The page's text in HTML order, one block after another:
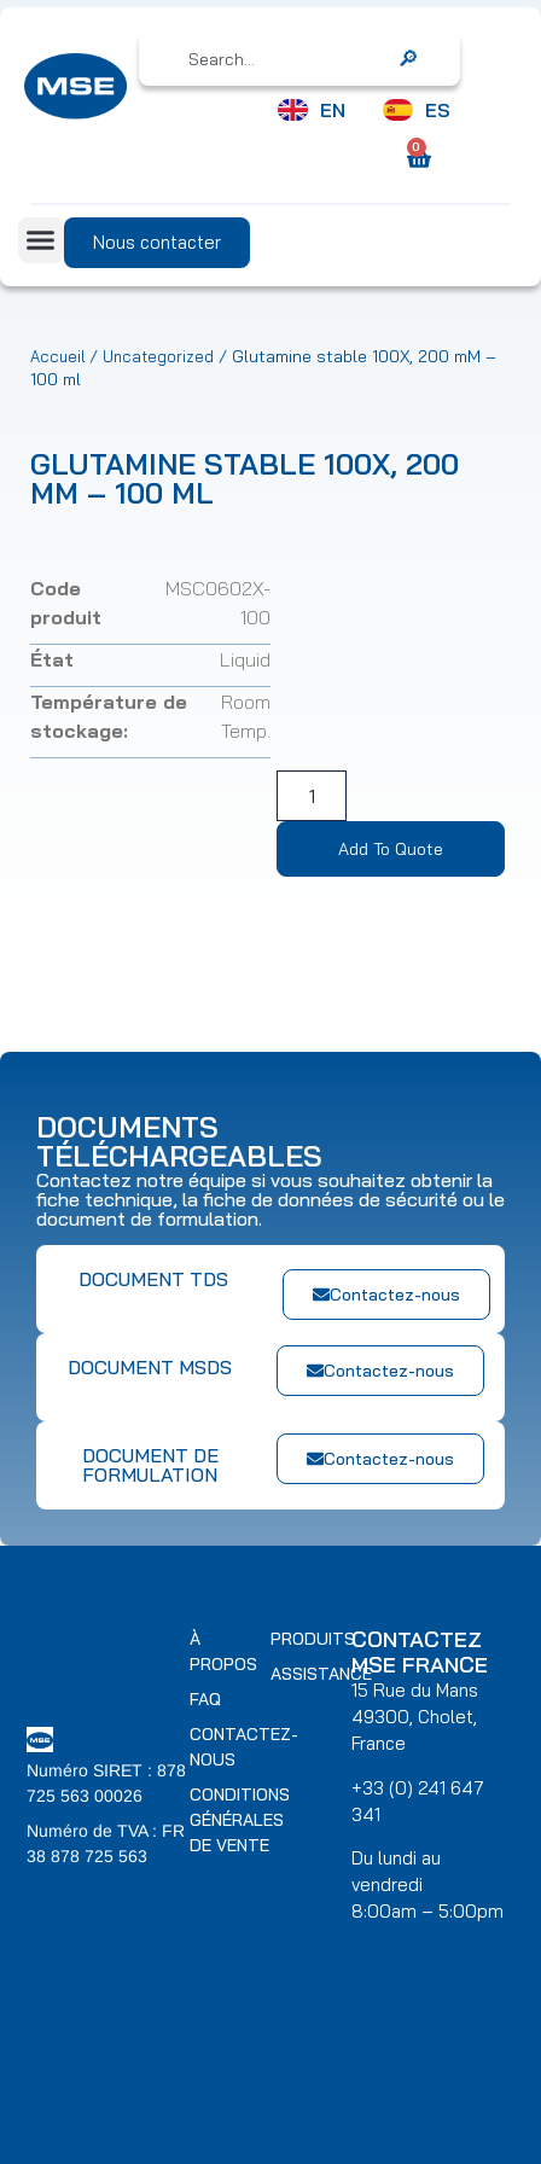
Search
EN ES
0
Nous contacter
Accueil / Uncategorized / Glutamine stable 100X, 200 mM –
100 ml
GLUTAMINE STABLE 100X, 200
MM – 100 ML
Code
produit
MSC0602X-
100
État
Liquid
Température de
stockage:
Room
Temp.
Add To Quote
DOCUMENTS
TÉLÉCHARGEABLES
Contactez notre équipe si vous souhaitez obtenir la
fiche technique, la fiche de données de sécurité ou le
document de formulation.
Contactez-nous
DOCUMENT TDS
Contactez-nous
DOCUMENT MSDS
Contactez-nous
DOCUMENT DE
FORMULATION
Numéro SIRET : 878
725 563 00026
Numéro de TVA : FR
38 878 725 563
PRODUITS
ASSISTANCE
À
PROPOS
FAQ
CONTACTEZ-
NOUS
CONDITIONS
GÉNÉRALES
DE VENTE
CONTACTEZ
MSE FRANCE
15 Rue du Mans
49300, Cholet,
France
+33 (0) 241 647
341
Du lundi au
vendredi
8:00am – 5:00pm